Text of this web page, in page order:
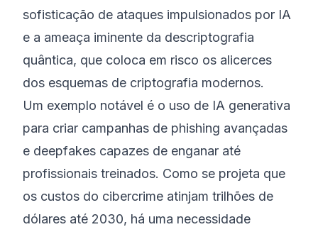
sofisticação de ataques impulsionados por IA
e a ameaça iminente da descriptografia
quântica, que coloca em risco os alicerces
dos esquemas de criptografia modernos.
Um exemplo notável é o uso de IA generativa
para criar campanhas de phishing avançadas
e deepfakes capazes de enganar até
profissionais treinados. Como se projeta que
os custos do cibercrime atinjam trilhões de
dólares até 2030, há uma necessidade